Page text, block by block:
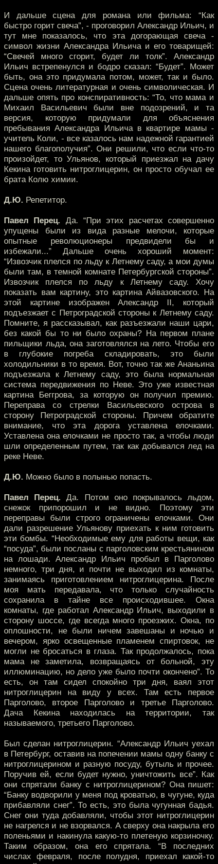
И дальше сцена для романа или фильма: “Как
быстро горит свеча”, - проговорил Александр Ильич, и
тут мне показалось, что эта догорающая свеча -
символ жизни Александра Ильича и его товарищей:
“Свечей много сгорит, будет ли толк”. Александр
Ильич встрепенулся и бодро сказал: “Будет”. Может
быть, она это придумала потом, может, так и было.
Сцена очень литературная и очень символическая. И
дальше опять про конспиративность: “То, что мама и
Михаил Васильевич были вне подозрений, и та
версия, которую придумали для объяснения
пребывания Александра Ильича в квартире мамы -
учитель Коли, - все казалось нам надежной гарантией
нашего благополучия”. Они решили, что если что-то
произойдет, то Ульянов, который приезжал на дачу
Кекина готовить нитроглицерин, он просто обучал ее
брата Колю химии.
Д.Ю. Репетитор.
Павел Перец. Да. “При этих расчетах совершенно
упущены были из вида разные мелочи, которые
опытные революционеры предвидели бы и
избежали...” Дальше очень хороший момент:
“Извозчик плелся по льду к Летнему саду, а мои думы
были там, в темной комнате Петербургской стороны”.
Извозчик плелся по льду к Летнему саду. Хочу
показать вам картину, это картина Айвазовского. На
этой картине изображен Александр II, который
подъезжает с Петроградской стороны к Летнему саду.
Помните, я рассказывал, как разъезжали наши цари,
без какой бы то ни было охраны? На первом плане
пильщики льда, она заготовлялся на лето. Чтобы его
в глубокие погреба складировать, это были
холодильники в то время. Вот, точно так же Ананьина
подъезжала к Летнему саду, это была нормальная
система передвижения по Неве. Это уже известная
картина Беггрова, за которую он получил премию.
Переправа со стрелки Васильевского острова в
сторону Петроградской стороны. Причем обратите
внимание, что эта дорога уставлена елочками.
Уставлена она елочками не просто так, а чтобы люди
шли определенным путем, так как добывался лед на
реке Неве.
Д.Ю. Можно было в полынью попасть.
Павел Перец. Да. Потом оно покрывалось льдом,
снежок припорошил и не видно. Поэтому эти
переправы были строго ограничены елочками. Они
дали разрешение Ульянову приехать к ним готовить
эти бомбы. “Необходимые ему для работы вещи, как
“посуда”, были посланы с парголовским крестьянином
на лошади. Александр Ильич пробыл в Парголово
немного, три дня, и почти не выходил из комнаты,
занимаясь приготовлением нитроглицерина. После
моя мать передавала, что только случайность
сохранила в тайне все происходившее. Окна
комнаты, где работал Александр Ильич, выходили в
сторону шоссе, где всегда много проезжих. Окна, по
оплошности, не были ничем завешаны и ночью и
вечером, ярко освещенные пламенем спиртовок, не
могли не бросаться в глаза. Так продолжалось, пока
мама не заметила, возвращаясь от больной, эту
иллюминацию, но дело уже было почти окончено”. То
есть, он там сидел спокойно три дня, ваял этот
нитроглицерин на виду у всех. Там есть первое
Парголово, второе Парголово и третье Парголово.
Дача Кекина находилась на территории, так
называемого, третьего Парголово.
Был сделан нитроглицерин. “Александр Ильич уехал
в Петербург, оставив на попечении мамы одну банку с
нитроглицерином и разную посуду, бутыль и прочее.
Поручив ей, если будет нужно, уничтожить все”. Как
они cпрятали банку с нитроглицерином? Она пишет:
“Банку водворили у меня под кроватью, в чугуне, куда
прибавляли снег”. То есть, это была чугунная бадья.
Снег они туда добавляли, чтобы этот нитроглицерин
не нагрелся и не взорвался. А сверху она накрыла его
поленьями и накинула какую-то плетеную корзиночку.
Таким образом, она его спрятала. “В последних
числах февраля, после полудня, приехал какой-то